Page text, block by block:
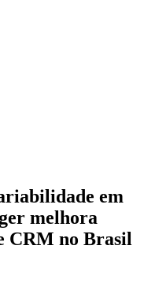
em
melhora
CRM no Brasil